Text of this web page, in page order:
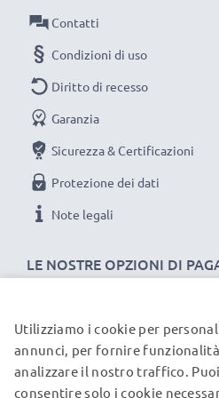
approfonditi delle componenti
eccessiva
★ ricarica conformemente
prevista, favorendo una lunga
★ cavo/filo resistente e
di
AFFIDABILITA E SIUREZZA
PER HTC S740 / Fusion /
Kii / Polaris / Omni / Volans
surriscaldamento e
★ filo a prova di stiramenti e
resistente e piacevole al tatto
LE NOSTRE OPZIONI DI
Contatti
Condizioni di uso
Diritto di recesso
Garanzia
Sicurezza & Certificazioni
Protezione dei dati
Note legali
I NOSTRI PARTNER DI
Utilizziamo i cookie per
annunci, per fornire
analizzare il nostro traffico.
consentire solo i cookie